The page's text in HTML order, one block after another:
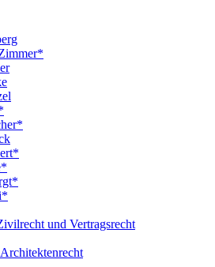
und Vertragsrecht